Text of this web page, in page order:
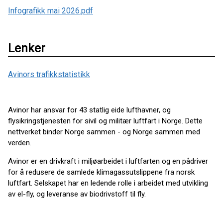
Infografikk mai 2026.pdf
Lenker
Avinors trafikkstatistikk
Avinor har ansvar for 43 statlig eide lufthavner, og
flysikringstjenesten for sivil og militær luftfart i Norge. Dette
nettverket binder Norge sammen - og Norge sammen med
verden.
Avinor er en drivkraft i miljøarbeidet i luftfarten og en pådriver
for å redusere de samlede klimagassutslippene fra norsk
luftfart. Selskapet har en ledende rolle i arbeidet med utvikling
av el-fly, og leveranse av biodrivstoff til fly.